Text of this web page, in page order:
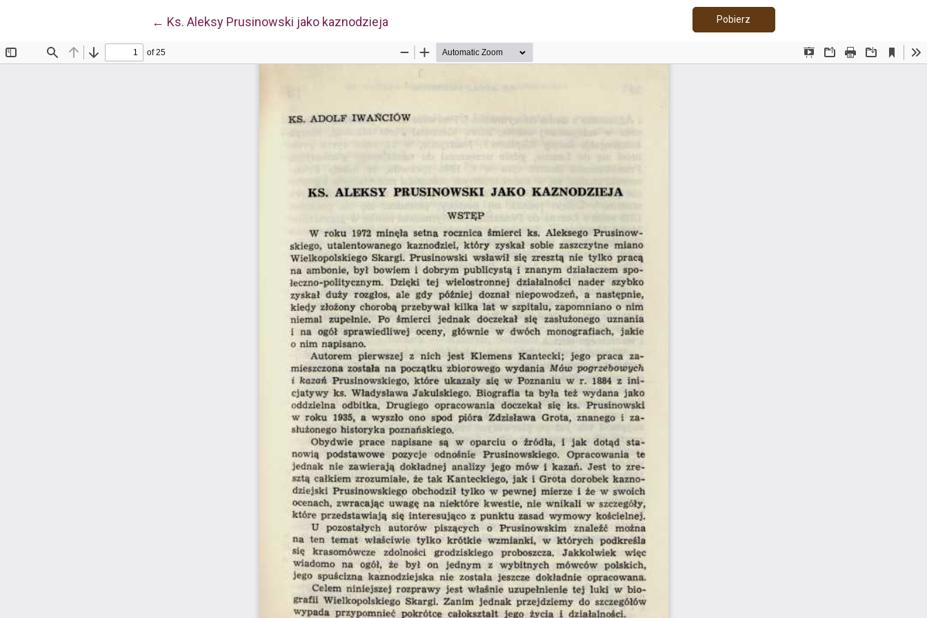
← Wróć do szczegółów artykułu
Ks. Aleksy Prusinowski jako kaznodzieja Pobierz